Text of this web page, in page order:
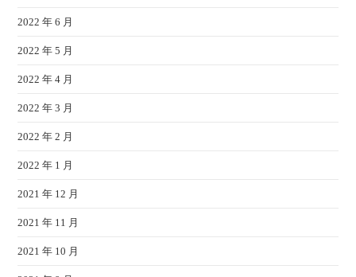
2022 年 6 月
2022 年 5 月
2022 年 4 月
2022 年 3 月
2022 年 2 月
2022 年 1 月
2021 年 12 月
2021 年 11 月
2021 年 10 月